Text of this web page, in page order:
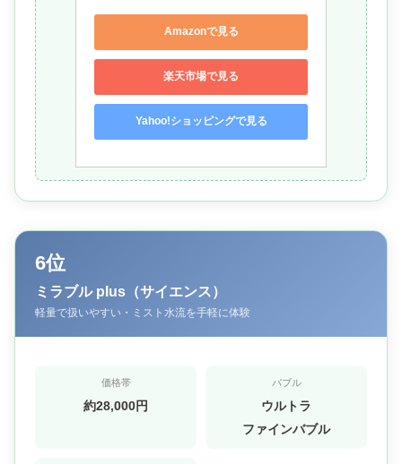
Amazonで見る
楽天市場で見る
Yahoo!ショッピングで見る
6位
ミラブル plus（サイエンス）
軽量で扱いやすい・ミスト水流を手軽に体験
価格帯
約28,000円
バブル
ウルトラ
ファインバブル